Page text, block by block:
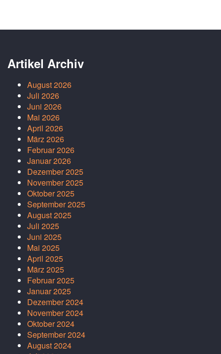
Artikel Archiv
August 2026
Juli 2026
Juni 2026
Mai 2026
April 2026
März 2026
Februar 2026
Januar 2026
Dezember 2025
November 2025
Oktober 2025
September 2025
August 2025
Juli 2025
Juni 2025
Mai 2025
April 2025
März 2025
Februar 2025
Januar 2025
Dezember 2024
November 2024
Oktober 2024
September 2024
August 2024